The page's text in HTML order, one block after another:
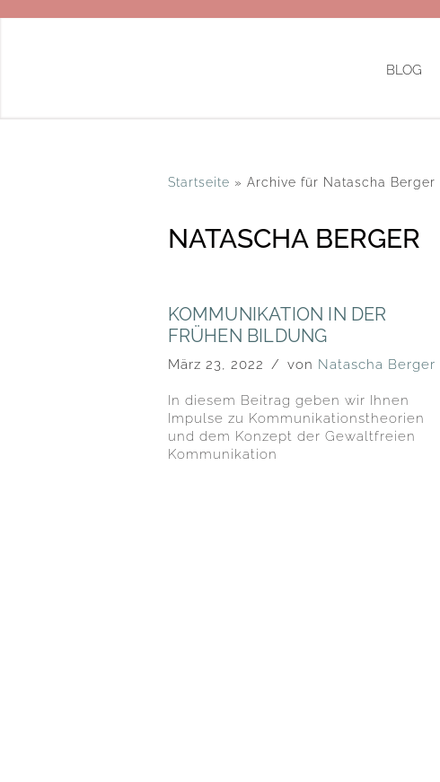
BLOG
Startseite » Archive für Natascha Berger
NATASCHA BERGER
KOMMUNIKATION IN DER
FRÜHEN BILDUNG
März 23, 2022 von Natascha Berger
In diesem Beitrag geben wir Ihnen
Impulse zu Kommunikationstheorien
und dem Konzept der Gewaltfreien
Kommunikation